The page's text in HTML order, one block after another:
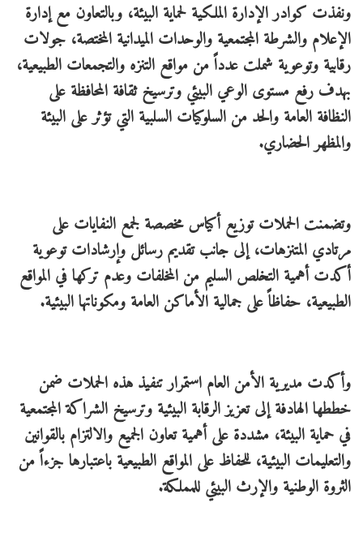
ونفذت كوادر الإدارة الملكية لحماية البيئة، وبالتعاون مع إدارة
الإعلام والشرطة المجتمعية والوحدات الميدانية المختصة، جولات
رقابية وتوعوية شملت عدداً من مواقع التنزه والتجمعات الطبيعية،
بهدف رفع مستوى الوعي البيئي وترسيخ ثقافة المحافظة على
النظافة العامة والحد من السلوكيات السلبية التي تؤثر على البيئة
والمظهر الحضاري.
وتضمنت الحملات توزيع أكياس مخصصة لجمع النفايات على
مرتادي المتنزهات، إلى جانب تقديم رسائل وإرشادات توعوية
أكدت أهمية التخلص السليم من المخلفات وعدم تركها في المواقع
الطبيعية، حفاظاً على جمالية الأماكن العامة ومكوناتها البيئية.
وأكدت مديرية الأمن العام استمرار تنفيذ هذه الحملات ضمن
خططها الهادفة إلى تعزيز الرقابة البيئية وترسيخ الشراكة المجتمعية
في حماية البيئة، مشددة على أهمية تعاون الجميع والالتزام بالقوانين
والتعليمات البيئية، للحفاظ على المواقع الطبيعية باعتبارها جزءاً من
الثروة الوطنية والإرث البيئي للمملكة.